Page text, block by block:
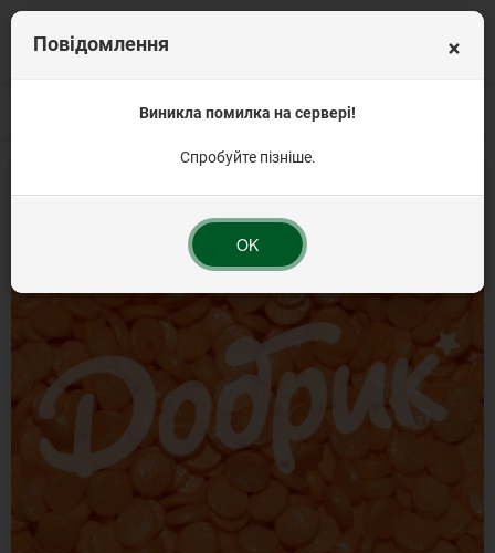
Кондитерська посипка на торт Конфеті Посипка
×
Повідомлення
Виникла помилка на сервері!
Спробуйте пізніше.
OK